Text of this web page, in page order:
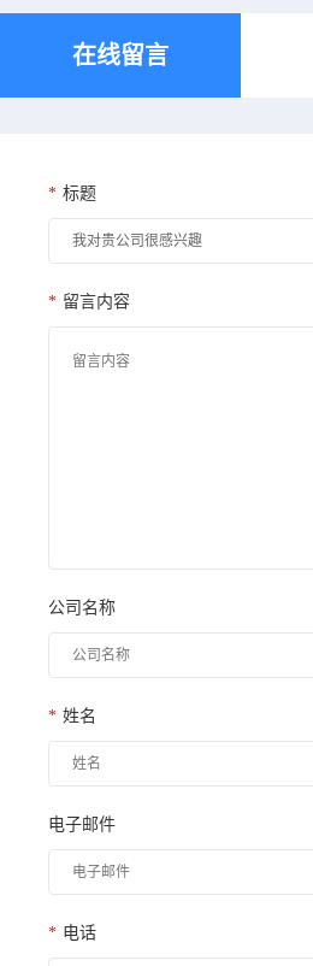
在线留言
* 标题
* 留言内容
公司名称
* 姓名
电子邮件
* 电话